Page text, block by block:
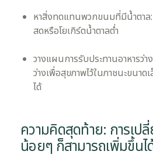
หาสิ่งทดแทนพวกขนมที่มีน้ำตาล
สดหรือโยเกิร์ตน้ำตาลต่ำ
วางแผนการรับประทานอาหาร
ว่างเพื่อสุขภาพไว้ในภาชนะขนา
ได้
ความคิดสุดท้าย: การเป
น้อยๆ ก็สามารถเพิ่มขึ้นไ